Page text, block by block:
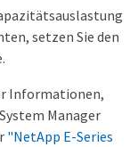
setzen Sie den
Informationen,
Manager
"NetApp E-Series